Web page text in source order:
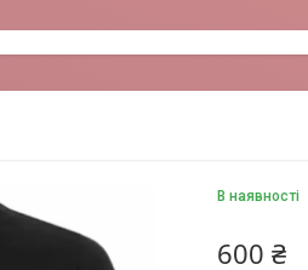
В наявності
600 ₴